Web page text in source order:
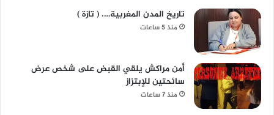
تاريخ المدن المغربية…. ( تازة )
منذ 5 ساعات
أمن مراكش يلقي القبض على شخص عرض
سائحتين للإبتزاز
منذ 7 ساعات